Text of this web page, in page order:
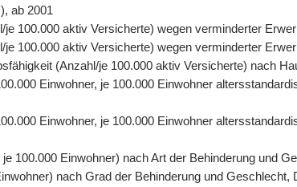
ab 2001
100.000 aktiv Versicherte) wegen verminderter
100.000 aktiv Versicherte) wegen verminderter
(Anzahl/je 100.000 aktiv Versicherte) nach
Einwohner, je 100.000 Einwohner
Einwohner, je 100.000 Einwohner
100.000 Einwohner) nach Art der Behinderung und
nach Grad der Behinderung und Geschlecht,